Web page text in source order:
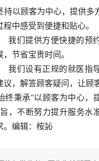
以顾客为中心，提供多
中感受到便捷和贴心。
我们提供方便快捷的预
节省宝贵时间。
我们设有正规的就医指
，解答顾客疑问，让顾
终秉承“以顾客为中心，
，不断努力提升服务水
。编辑：桉訫